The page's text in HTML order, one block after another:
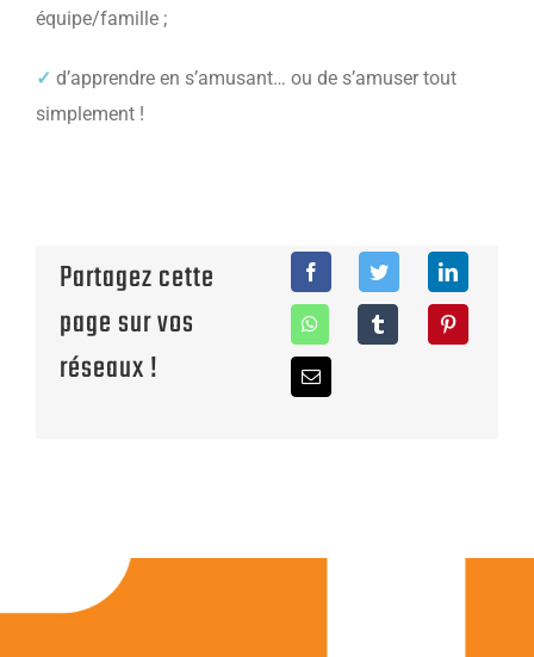
équipe/famille ;
✓ d’apprendre en s’amusant… ou de s’amuser tout
simplement !
Partagez cette
page sur vos
réseaux !